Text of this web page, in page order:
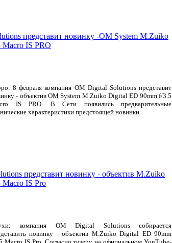
представит новинку -OM System M.Zuiko
IS PRO
8 февраля компания OM Digital Solutions представит
- объектив OM System M.Zuiko Digital ED 90mm f/3.5
IS PRO. В Сети появились предварительные
характеристики предстоящей новинки.
представит новинку - объектив M.Zuiko
IS Pro
компания OM Digital Solutions собирается
новинку - объектив M.Zuiko Digital ED 90mm
Macro IS Pro. Согласно тизеру на официальном YouTube-